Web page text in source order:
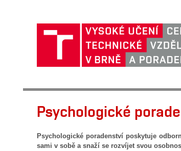
Psychologické
Psychologické poradenství poskytuje
sami v sobě a snaží se rozvíjet svou